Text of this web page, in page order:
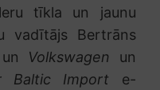
tīkla un jaunu
vadītājs Bertrāns
Volkswagen
un
Baltic Import e-